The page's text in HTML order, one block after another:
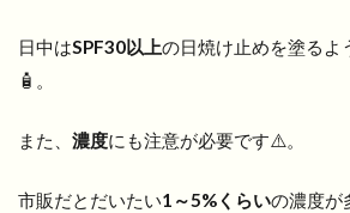
日中はSPF30以上の日焼け止めを塗るよ
🧴。
また、 濃度にも注意が必要です⚠️。
市販だとだいたい1～5%くらいの濃度が